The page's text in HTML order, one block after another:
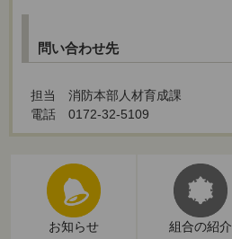
問い合わせ先
担当 消防本部人材育成課
電話 0172-32-5109
お知らせ 組合の紹介